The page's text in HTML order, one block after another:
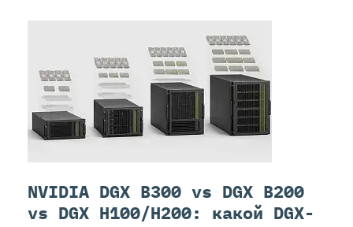
NVIDIA DGX B300 vs DGX B200
vs DGX H100/H200: какой DGX-